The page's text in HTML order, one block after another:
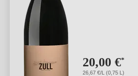
20,00 €*
26,67 €/L (0,75 L)